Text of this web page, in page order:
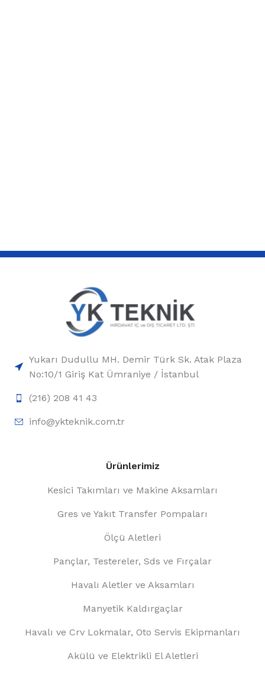
Yukarı Dudullu MH. Demir Türk Sk. Atak Plaza
No:10/1 Giriş Kat Ümraniye / İstanbul
(216) 208 41 43
info@ykteknik.com.tr
Ürünlerimiz
Kesici Takımları ve Makine Aksamları
Gres ve Yakıt Transfer Pompaları
Ölçü Aletleri
Pançlar, Testereler, Sds ve Fırçalar
Havalı Aletler ve Aksamları
Manyetik Kaldırgaçlar
Havalı ve Crv Lokmalar, Oto Servis Ekipmanları
Akülü ve Elektrikli El Aletleri